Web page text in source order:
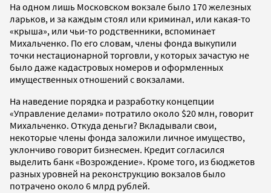
На одном лишь Московском вокзале было 170 железных
ларьков, и за каждым стоял или криминал, или какая-то
«крыша», или чьи-то родственники, вспоминает
Михальченко. По его словам, члены фонда выкупили
точки нестационарной торговли, у которых зачастую не
было даже кадастровых номеров и оформленных
имущественных отношений с вокзалами.
На наведение порядка и разработку концепции
«Управление делами» потратило около $20 млн, говорит
Михальченко. Откуда деньги? Вкладывали свои,
некоторые члены фонда заложили личное имущество,
уклончиво говорит бизнесмен. Кредит согласился
выделить банк «Возрождение». Кроме того, из бюджетов
разных уровней на реконструкцию вокзалов было
потрачено около 6 млрд рублей.